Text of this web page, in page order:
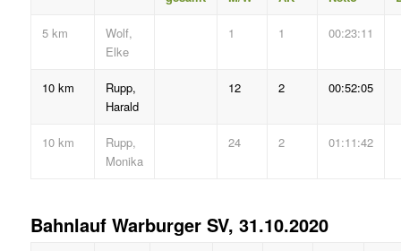
5 km
Wolf,
Elke
1 1 00:23:11
10 km
Rupp,
Harald
12 2 00:52:05
10 km
Rupp,
Monika
24 2 01:11:42
Bahnlauf Warburger SV, 31.10.2020